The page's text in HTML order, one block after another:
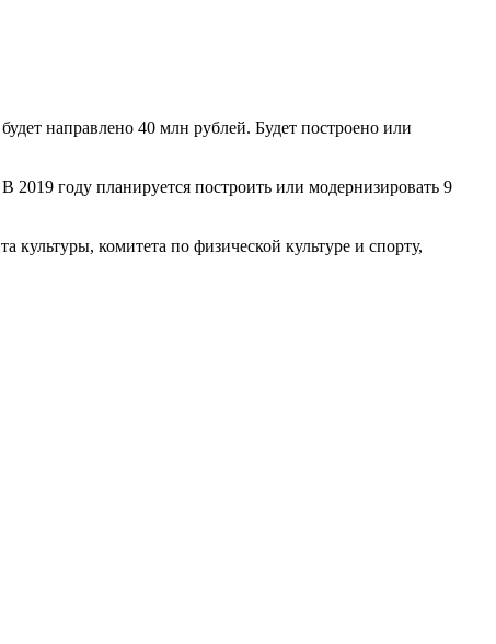
направлено 40 млн рублей. Будет построено или
году планируется построить или модернизировать 9
комитета по физической культуре и спорту,